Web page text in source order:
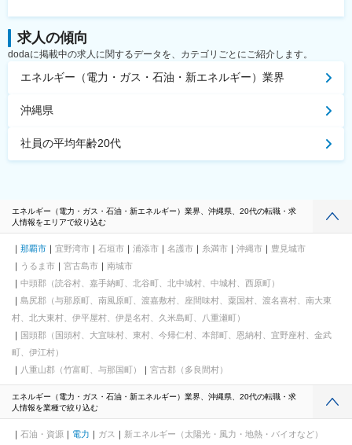
求人の傾向
dodaに掲載中の求人に関するデータを、カテゴリごとにご紹介します。
エネルギー（電力・ガス・石油・新エネルギー）業界
沖縄県
社員の平均年齢20代
エネルギー（電力・ガス・石油・新エネルギー）業界、沖縄県、20代の転職・求
人情報をエリアで絞り込む
那覇市 宜野湾市 石垣市 浦添市 名護市 糸満市 沖縄市
豊見城市
うるま市
宮古島市
南城市
中頭郡（読谷村、嘉手納町、北谷町、北中城村、中城村、西原町）
島尻郡（与那原町、南風原町、渡嘉敷村、座間味村、粟国村、渡名喜村、南大東
村、北大東村、伊平屋村、伊是名村、久米島町、八重瀬町）
国頭郡（国頭村、大宜味村、東村、今帰仁村、本部町、恩納村、宜野座村、金武
町、伊江村）
八重山郡（竹富町、与那国町）
宮古郡（多良間村）
エネルギー（電力・ガス・石油・新エネルギー）業界、沖縄県、20代の転職・求
人情報を業種で絞り込む
石油・資源 電力 ガス 新エネルギー（太陽光・風力・地熱・バイオなど）